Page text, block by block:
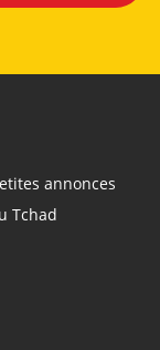
annonces
Tchad